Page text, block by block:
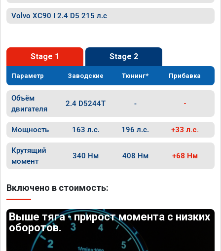
Volvo XC90 I 2.4 D5 215 л.с
Stage 1 Stage 2
Параметр Заводские Тюнинг* Прибавка
Объём
двигателя
2.4 D5244T - -
Мощность 163 л.с. 196 л.с. +33 л.с.
Крутящий
момент
340 Нм 408 Нм +68 Нм
Включено в стоимость:
Выше тяга - прирост момента с низких
оборотов.